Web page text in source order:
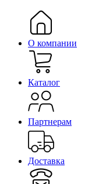
О компании
Каталог
Партнерам
Доставка